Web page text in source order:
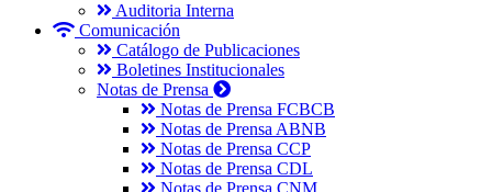
Auditoria Interna
Comunicación
Catálogo de Publicaciones
Boletines Institucionales
Notas de Prensa
Notas de Prensa FCBCB
Notas de Prensa ABNB
Notas de Prensa CCP
Notas de Prensa CDL
Notas de Prensa CNM